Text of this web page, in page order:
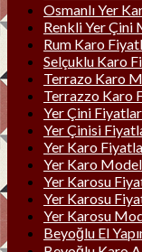
Osmanlı Yer
Renkli Yer Çini
Rum Karo
Selçuklu Karo
Terrazo Karo
Terrazzo Karo
Yer Çini
Yer Çinisi
Yer Karo
Yer Karo
Yer Karosu
Yer Karosu
Yer Karosu
Beyoğlu El